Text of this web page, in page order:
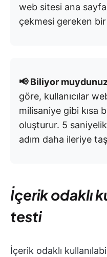
web sitesi ana
çekmesi gereken
📢 Biliyor
göre, kullanıcılar
milisaniye gibi kısa
oluşturur. 5
adım daha ileriye
İçerik odaklı
testi
İçerik odaklı